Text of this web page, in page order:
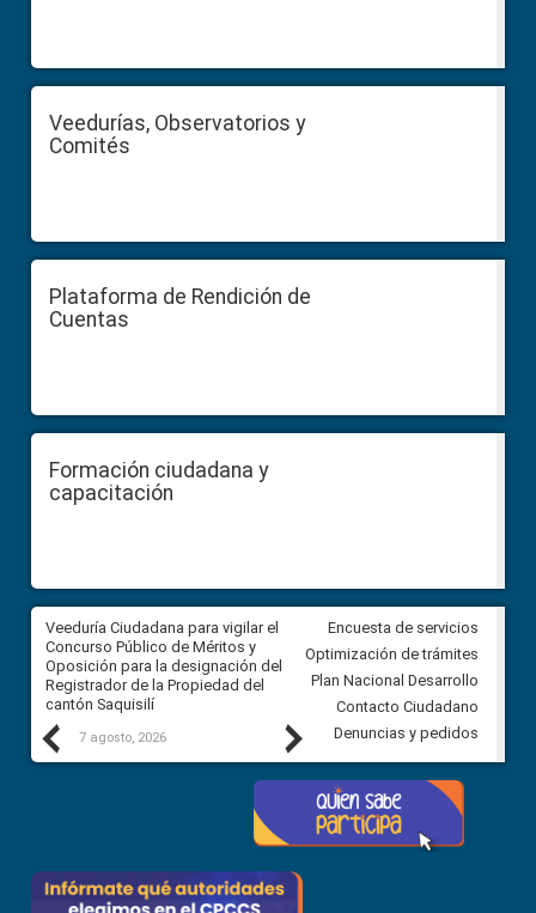
Veedurías, Observatorios y
Comités
Plataforma de Rendición de
Cuentas
Formación ciudadana y
capacitación
Previous
Veeduría Ciudadana para vigilar el
Concurso Público de Méritos y
Oposición para la designación del
Registrador de la Propiedad del
cantón Saquisilí
7 agosto, 2026
Veeduría Ciudadana para
construcción del asfaltado de
diferentes barrios del sector
Ballenita del cantón Santa
7 agosto, 2026
Next
Encuesta de servicios
Optimización de trámites
Plan Nacional Desarrollo
Contacto Ciudadano
Denuncias y pedidos